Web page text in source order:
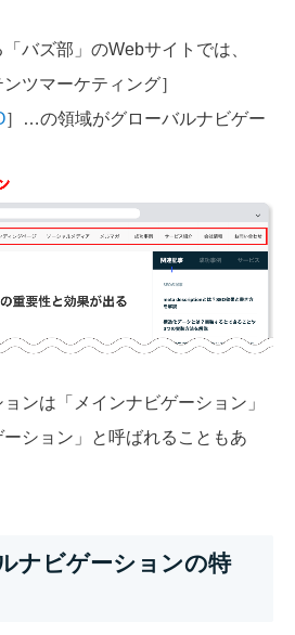
バズ部」のWebサイトでは、
ツマーケティング］
］…の領域がグローバルナビゲー
ンは「メインナビゲーション」
ーション」と呼ばれることもあ
ナビゲーションの特